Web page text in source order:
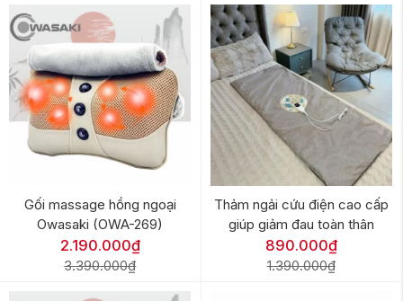
Gối massage hồng ngoại
Owasaki (OWA-269)
2.190.000₫
3.390.000₫
Thảm ngải cứu điện cao cấp
giúp giảm đau toàn thân
890.000₫
1.390.000₫